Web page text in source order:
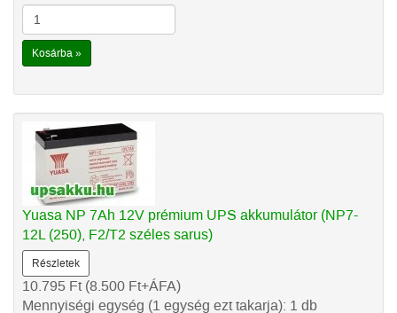
Kosárba »
Yuasa NP 7Ah 12V prémium UPS akkumulátor (NP7-
12L (250), F2/T2 széles sarus)
Részletek
10.795 Ft(8.500 Ft+ÁFA)
Mennyiségi egység (1 egység ezt takarja): 1 db